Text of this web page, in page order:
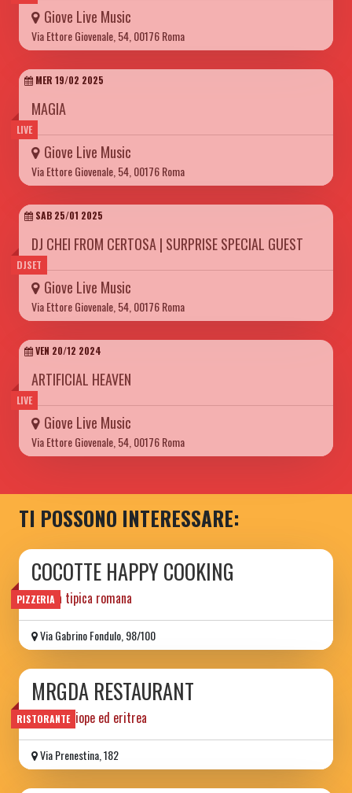
Giove Live Music
Via Ettore Giovenale, 54, 00176 Roma
LIVE
MER 19/02 2025
MAGIA
Giove Live Music
Via Ettore Giovenale, 54, 00176 Roma
DJSET
SAB 25/01 2025
DJ CHEI FROM CERTOSA | SURPRISE SPECIAL GUEST
Giove Live Music
Via Ettore Giovenale, 54, 00176 Roma
LIVE
VEN 20/12 2024
ARTIFICIAL HEAVEN
Giove Live Music
Via Ettore Giovenale, 54, 00176 Roma
TI POSSONO INTERESSARE:
PIZZERIA
COCOTTE HAPPY COOKING
cucina tipica romana
Via Gabrino Fondulo, 98/100
RISTORANTE
MRGDA RESTAURANT
cucina etiope ed eritrea
Via Prenestina, 182